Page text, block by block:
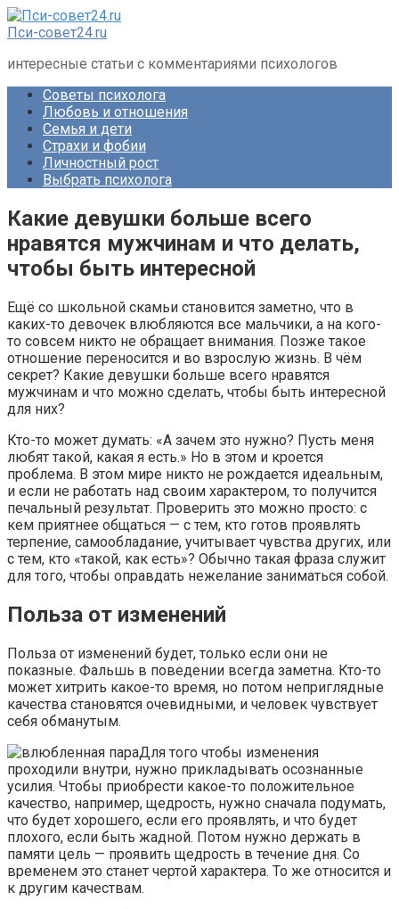
Перейти
к
Пси-совет24.ru
интересные статьи с комментариями психологов
Советы психолога
Любовь и отношения
Семья и дети
Страхи и фобии
Личностный рост
Выбрать психолога
Какие девушки больше всего
нравятся мужчинам и что делать,
чтобы быть интересной
Ещё со школьной скамьи становится заметно, что в
каких-то девочек влюбляются все мальчики, а на кого-
то совсем никто не обращает внимания. Позже такое
отношение переносится и во взрослую жизнь. B чём
секрет? Какие девушки больше всего нравятся
мужчинам и что можно сделать, чтобы быть интересной
для них?
Кто-то может думать: «А зачем это нужно? Пусть меня
любят такой, какая я есть.» Но в этом и кроется
проблема. В этом мире никто не рождается идеальным,
и если не работать над своим характером, то получится
печальный результат. Проверить это можно просто: с
кем приятнее общаться — с тем, кто готов проявлять
терпение, самообладание, учитывает чувства других, или
с тем, кто «такой, как есть»? Обычно такая фраза служит
для того, чтобы оправдать нежелание заниматься собой.
Польза от изменений
Польза от изменений будет, только если они не
показные. Фальшь в поведении всегда заметна. Кто-то
может хитрить какое-то время, но потом неприглядные
качества становятся очевидными, и человек чувствует
себя обманутым.
Для того чтобы изменения
проходили внутри, нужно прикладывать осознанные
усилия. Чтобы приобрести какое-то положительное
качество, например, щедрость, нужно сначала подумать,
что будет хорошего, если его проявлять, и что будет
плохого, если быть жадной. Потом нужно держать в
памяти цель — проявить щедрость в течение дня. Со
временем это станет чертой характера. То же относится и
к другим качествам.